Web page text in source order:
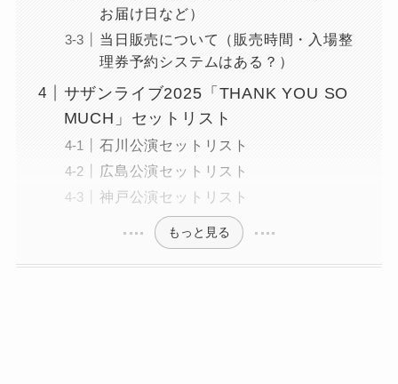
お届け日など）
当日販売について（販売時間・入場整
理券予約システムはある？）
サザンライブ2025「THANK YOU SO
MUCH」セットリスト
石川公演セットリスト
広島公演セットリスト
神戸公演セットリスト
もっと見る